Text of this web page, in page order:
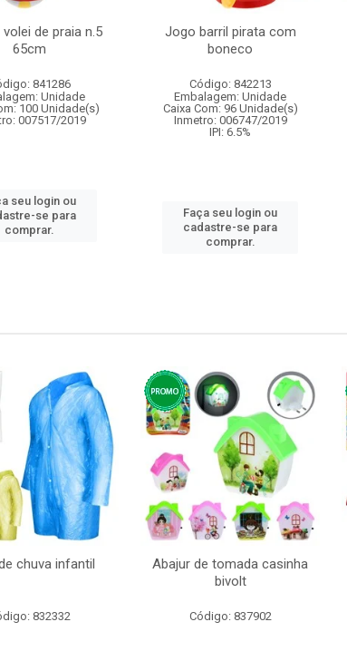
de praia n.5
65cm
841286
Unidade
100 Unidade(s)
007517/2019
seu login ou
se para
comprar.
Jogo barril pirata com
boneco
Código: 842213
Embalagem: Unidade
Caixa Com: 96 Unidade(s)
Inmetro: 006747/2019
IPI: 6.5%
Faça seu login ou
cadastre-se para
comprar.
chuva infantil
832332
Abajur de tomada casinha
bivolt
Código: 837902